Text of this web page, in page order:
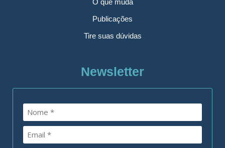
O que muda
Publicações
Tire suas dúvidas
Newsletter